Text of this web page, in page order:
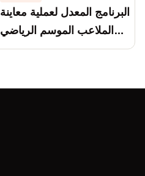
البرنامج المعدل لعملية معاينة
الملاعب الموسم الرياضي
2026-2027